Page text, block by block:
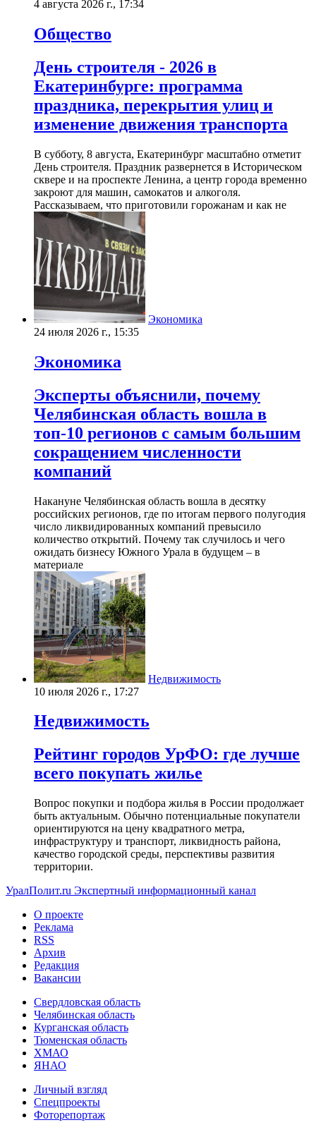
4 августа 2026 г., 17:34
Общество
День строителя - 2026 в
Екатеринбурге: программа
праздника, перекрытия улиц и
изменение движения транспорта
В субботу, 8 августа, Екатеринбург масштабно отметит
День строителя. Праздник развернется в Историческом
сквере и на проспекте Ленина, а центр города временно
закроют для машин, самокатов и алкоголя.
Рассказываем, что приготовили горожанам и как не
Экономика
24 июля 2026 г., 15:35
Экономика
Эксперты объяснили, почему
Челябинская область вошла в
топ-10 регионов с самым большим
сокращением численности
компаний
Накануне Челябинская область вошла в десятку
российских регионов, где по итогам первого полугодия
число ликвидированных компаний превысило
количество открытий. Почему так случилось и чего
ожидать бизнесу Южного Урала в будущем – в
материале
Недвижимость
10 июля 2026 г., 17:27
Недвижимость
Рейтинг городов УрФО: где лучше
всего покупать жилье
Вопрос покупки и подбора жилья в России продолжает
быть актуальным. Обычно потенциальные покупатели
ориентируются на цену квадратного метра,
инфраструктуру и транспорт, ликвидность района,
качество городской среды, перспективы развития
территории.
УралПолит.ru Экспертный информационный канал
О проекте
Реклама
RSS
Архив
Редакция
Вакансии
Свердловская область
Челябинская область
Курганская область
Тюменская область
ХМАО
ЯНАО
Личный взгляд
Спецпроекты
Фоторепортаж